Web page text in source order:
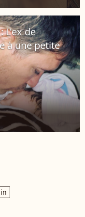
L'ex de
à une petite